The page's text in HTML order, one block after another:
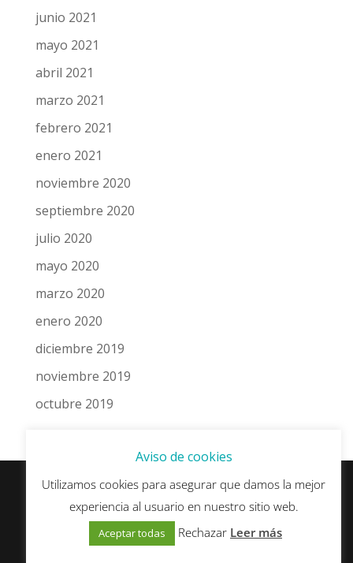
junio 2021
mayo 2021
abril 2021
marzo 2021
febrero 2021
enero 2021
noviembre 2020
septiembre 2020
julio 2020
mayo 2020
marzo 2020
enero 2020
diciembre 2019
noviembre 2019
octubre 2019
© esSEO.es - Algunos derechos reservados ·
Política de Privacidad y Protección de Datos
Aviso de cookies
Utilizamos cookies para asegurar que damos la mejor
experiencia al usuario en nuestro sitio web.
Aceptar todas Rechazar Leer más